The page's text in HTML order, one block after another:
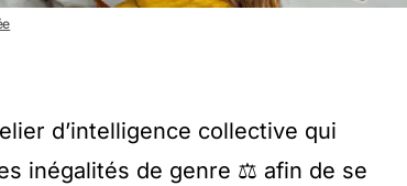
d’intelligence collective qui
inégalités de genre ⚖️ afin de se